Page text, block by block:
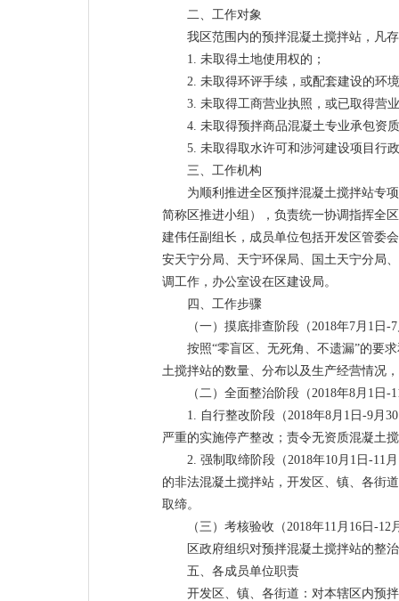
二、工作对象
我区范围内的预拌混凝土搅拌站，凡
1. 未取得土地使用权的；
2. 未取得环评手续，或配套建设的环
3. 未取得工商营业执照，或已取得营
4. 未取得预拌商品混凝土专业承包资
5. 未取得取水许可和涉河建设项目行
三、工作机构
为顺利推进全区预拌混凝土搅拌站专
简称区推进小组），负责统一协调指挥全
建伟任副组长，成员单位包括开发区管委
安天宁分局、天宁环保局、国土天宁分局
调工作，办公室设在区建设局。
四、工作步骤
（一）摸底排查阶段（2018年7月1日-
按照“零盲区、无死角、不遗漏”的要
土搅拌站的数量、分布以及生产经营情况
（二）全面整治阶段（2018年8月1日-
1. 自行整改阶段（2018年8月1日-9月
严重的实施停产整改；责令无资质混凝土
2. 强制取缔阶段（2018年10月1日-11
的非法混凝土搅拌站，开发区、镇、各街
取缔。
（三）考核验收（2018年11月16日-12
区政府组织对预拌混凝土搅拌站的整
五、各成员单位职责
开发区、镇、各街道：对本辖区内预